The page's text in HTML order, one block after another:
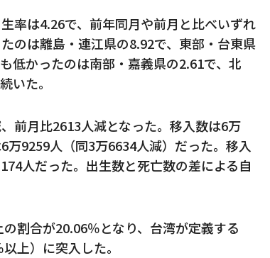
率は4.26で、前年同月や前月と比べいずれ
のは離島・連江県の8.92で、東部・台東県
低かったのは南部・嘉義県の2.61で、北
いた。
前月比2613人減となった。移入数は6万
9259人（同3万6634人減）だった。移入
人だった。出生数と死亡数の差による自
割合が20.06％となり、台湾が定義する
上）に突入した。